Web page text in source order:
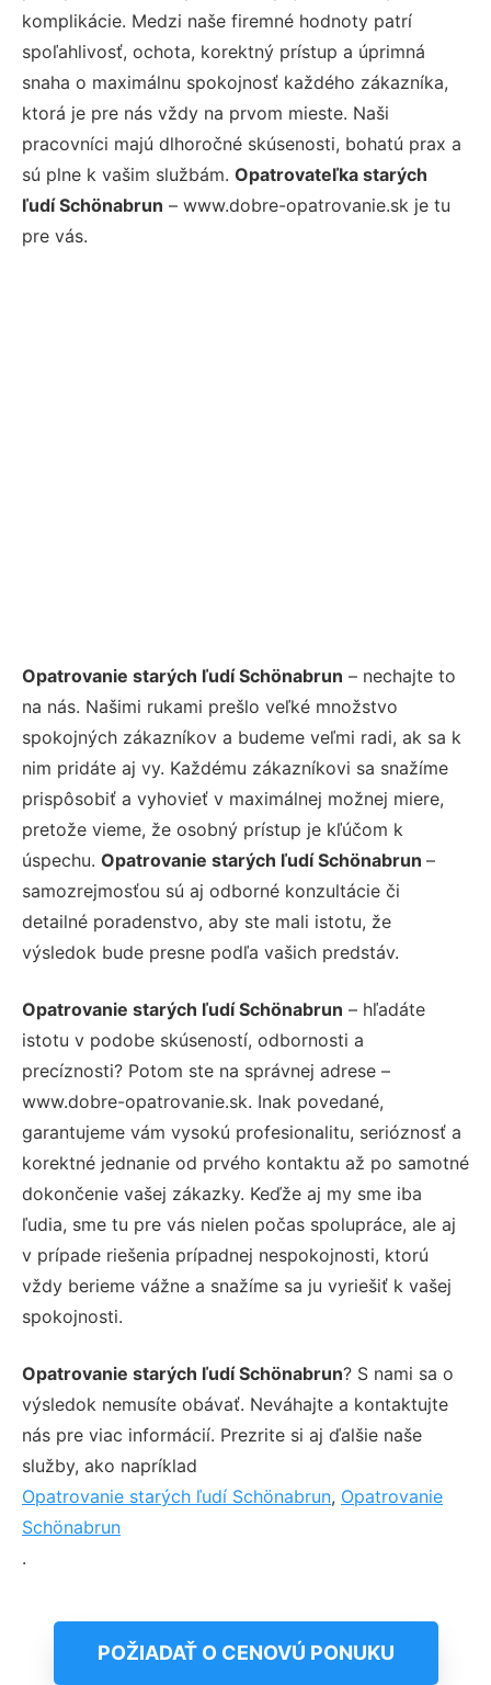
komplikácie. Medzi naše firemné hodnoty patrí
spoľahlivosť, ochota, korektný prístup a úprimná
snaha o maximálnu spokojnosť každého zákazníka,
ktorá je pre nás vždy na prvom mieste. Naši
pracovníci majú dlhoročné skúsenosti, bohatú prax a
sú plne k vašim službám. Opatrovateľka starých
ľudí Schönabrun – www.dobre-opatrovanie.sk je tu
pre vás.
Opatrovanie starých ľudí Schönabrun – nechajte to
na nás. Našimi rukami prešlo veľké množstvo
spokojných zákazníkov a budeme veľmi radi, ak sa k
nim pridáte aj vy. Každému zákazníkovi sa snažíme
prispôsobiť a vyhovieť v maximálnej možnej miere,
pretože vieme, že osobný prístup je kľúčom k
úspechu. Opatrovanie starých ľudí Schönabrun –
samozrejmosťou sú aj odborné konzultácie či
detailné poradenstvo, aby ste mali istotu, že
výsledok bude presne podľa vašich predstáv.
Opatrovanie starých ľudí Schönabrun – hľadáte
istotu v podobe skúseností, odbornosti a
precíznosti? Potom ste na správnej adrese –
www.dobre-opatrovanie.sk. Inak povedané,
garantujeme vám vysokú profesionalitu, serióznosť a
korektné jednanie od prvého kontaktu až po samotné
dokončenie vašej zákazky. Keďže aj my sme iba
ľudia, sme tu pre vás nielen počas spolupráce, ale aj
v prípade riešenia prípadnej nespokojnosti, ktorú
vždy berieme vážne a snažíme sa ju vyriešiť k vašej
spokojnosti.
Opatrovanie starých ľudí Schönabrun? S nami sa o
výsledok nemusíte obávať. Neváhajte a kontaktujte
nás pre viac informácií. Prezrite si aj ďalšie naše
služby, ako napríklad
Opatrovanie starých ľudí Schönabrun, Opatrovanie
Schönabrun
.
POŽIADAŤ O CENOVÚ PONUKU